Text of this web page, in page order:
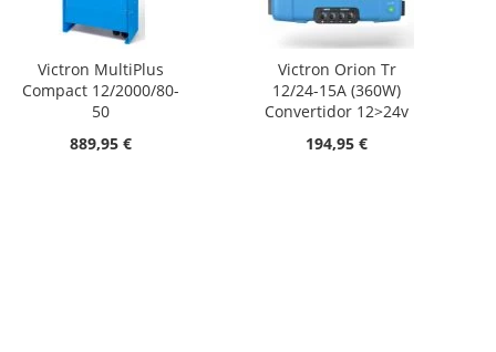
Victron MultiPlus
Compact 12/2000/80-
50
889,95 €
Victron Orion Tr
12/24-15A (360W)
Convertidor 12>24v
194,95 €